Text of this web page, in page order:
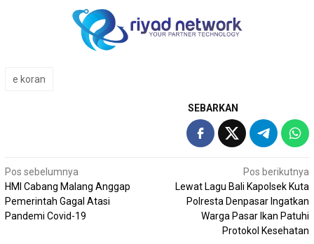
e koran
SEBARKAN
Navigasi
pos
Pos sebelumnya
HMI Cabang Malang Anggap
Pemerintah Gagal Atasi
Pandemi Covid-19
Pos berikutnya
Lewat Lagu Bali Kapolsek Kuta
Polresta Denpasar Ingatkan
Warga Pasar Ikan Patuhi
Protokol Kesehatan